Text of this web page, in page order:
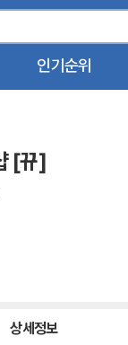
인기순위
[뀨]
상세정보